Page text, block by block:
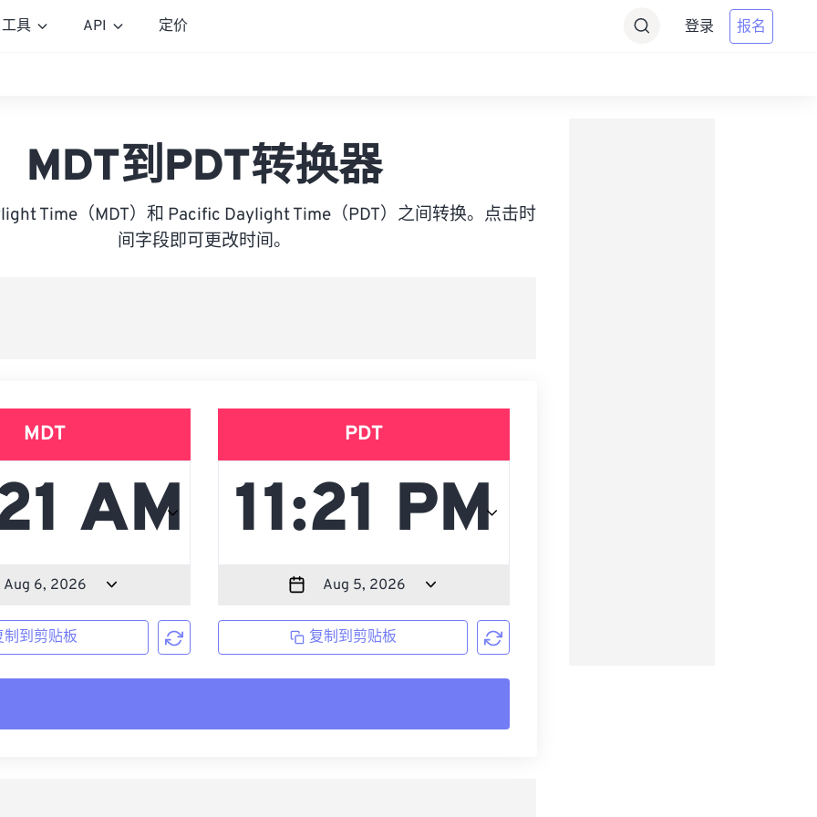
工具 API 定价 登录 报名
MDT到PDT转换器
Time（MDT）和 Pacific Daylight Time（PDT）之间转换。点击时
间字段即可更改时间。
MDT
制到剪贴板
PDT
复制到剪贴板